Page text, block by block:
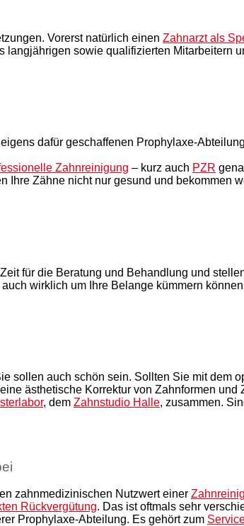
Vorerst natürlich einen Zahnarzt als
langjährigen sowie qualifizierten Mitarbeitern
dafür geschaffenen Prophylaxe-
Zahnreinigung – kurz auch PZR
Ihre Zähne nicht nur gesund und bekommen
für die Beratung und Behandlung und
wirklich um Ihre Belange kümmern
sollen auch schön sein. Sollten Sie mit dem
ästhetische Korrektur von Zahnformen
, dem Zahnstudio Halle, zusammen.
zahnmedizinischen Nutzwert einer
Rückvergütung. Das ist oftmals sehr
Prophylaxe-Abteilung. Es gehört zum